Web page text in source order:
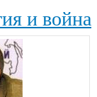
и война